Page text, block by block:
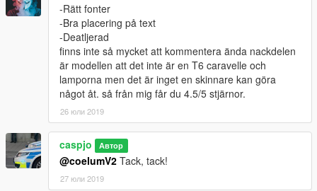
-Rätt fonter
-Bra placering på text
-Deatljerad
finns inte så mycket att kommentera ända nackdelen
är modellen att det inte är en T6 caravelle och
lamporna men det är inget en skinnare kan göra
något åt. så från mig får du 4.5/5 stjärnor.
26 юли 2019
caspjo Автор
@coelumV2 Tack, tack!
27 юли 2019